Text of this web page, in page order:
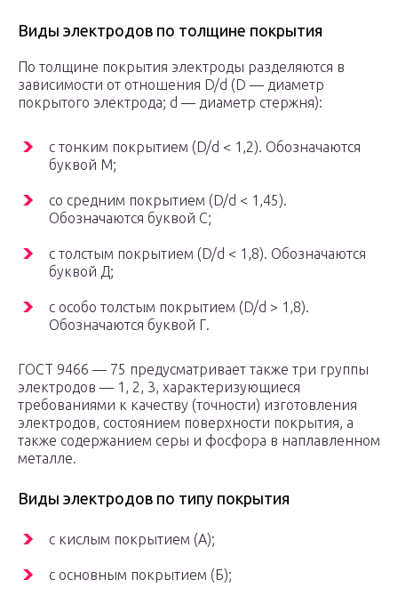
Виды электродов по толщине покрытия
По толщине покрытия электроды разделяются в
зависимости от отношения D/d (D — диаметр
покрытого электрода; d — диаметр стержня):
с тонким покрытием (D/d < 1,2). Обозначаются
буквой М;
со средним покрытием (D/d < 1,45).
Обозначаются буквой С;
с толстым покрытием (D/d < 1,8). Обозначаются
буквой Д;
с особо толстым покрытием (D/d > 1,8).
Обозначаются буквой Г.
ГОСТ 9466 — 75 предусматривает также три группы
электродов — 1, 2, 3, характеризующиеся
требованиями к качеству (точности) изготовления
электродов, состоянием поверхности покрытия, а
также содержанием серы и фосфора в наплавленном
металле.
Виды электродов по типу покрытия
с кислым покрытием (А);
с основным покрытием (Б);